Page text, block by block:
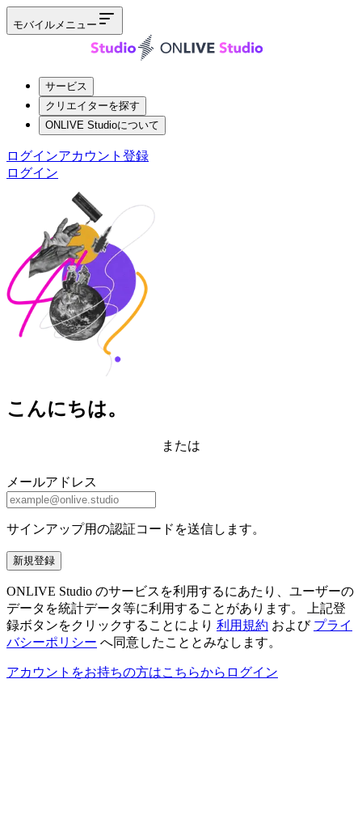
モバイルメニュー
サービス
クリエイターを探す
ONLIVE Studioについて
ログインアカウント登録
ログイン
こんにちは。
または
メールアドレス
サインアップ用の認証コードを送信します。
新規登録
ONLIVE Studio のサービスを利用するにあたり、ユーザーの
データを統計データ等に利用することがあります。 上記登
録ボタンをクリックすることにより 利用規約 および プライ
バシーポリシー へ同意したこととみなします。
アカウントをお持ちの方はこちらからログイン